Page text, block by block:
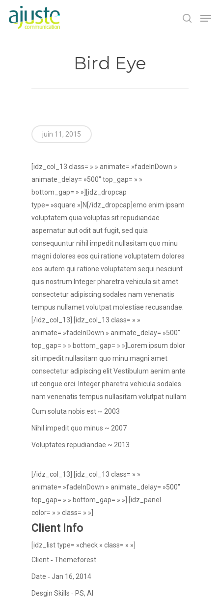
Hit enter to search or ESC to close
Bird Eye
juin 11, 2015
[idz_col_13 class= » » animate= »fadeInDown »
animate_delay= »500″ top_gap= » »
bottom_gap= » »][idz_dropcap
type= »square »]N[/idz_dropcap]emo enim ipsam
voluptatem quia voluptas sit repudiandae
aspernatur aut odit aut fugit, sed quia
consequuntur nihil impedit nullasitam quo minu
magni dolores eos qui ratione voluptatem dolores
eos autem qui ratione voluptatem sequi nesciunt
quis nostrum Integer pharetra vehicula sit amet
consectetur adipiscing sodales nam venenatis
tempus nullamet volutpat molestiae recusandae.
[/idz_col_13] [idz_col_13 class= » »
animate= »fadeInDown » animate_delay= »500″
top_gap= » » bottom_gap= » »]Lorem ipsum dolor
sit impedit nullasitam quo minu magni amet
consectetur adipiscing elit Vestibulum aenim ante
ut congue orci. Integer pharetra vehicula sodales
nam venenatis tempus nullasitam volutpat nullam
Cum soluta nobis est ~ 2003
Nihil impedit quo minus ~ 2007
Voluptates repudiandae ~ 2013
[/idz_col_13] [idz_col_13 class= » »
animate= »fadeInDown » animate_delay= »500″
top_gap= » » bottom_gap= » »] [idz_panel
color= » » class= » »]
Client Info
[idz_list type= »check » class= » »]
Client ‐ Themeforest
Date ‐ Jan 16, 2014
Desgin Skills ‐ PS, AI
Accueil
Nous connaître